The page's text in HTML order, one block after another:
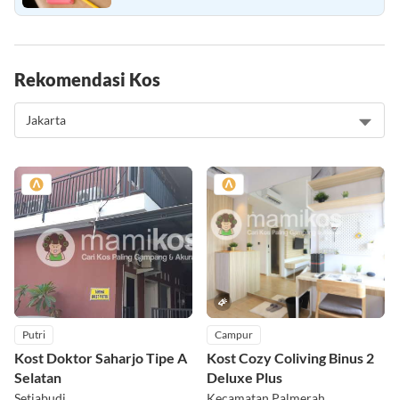
Rekomendasi Kos
Putri
Kost Doktor Saharjo Tipe A
Selatan
Campur
Kost Cozy Coliving Binus 2
Deluxe Plus